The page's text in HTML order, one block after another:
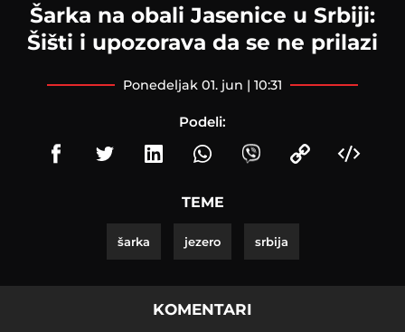
Šarka na obali Jasenice u Srbiji:
Šišti i upozorava da se ne prilazi
ponedeljak 01. jun | 10:31
Podeli:
TEME
šarka jezero srbija
KOMENTARI